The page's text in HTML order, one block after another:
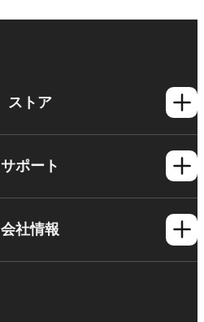
ストア
サポート
会社情報